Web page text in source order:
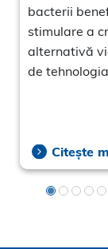
bacterii
stimulare a
alternativă
de
Citește